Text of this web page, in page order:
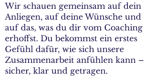
Wir schauen gemeinsam auf dein
Anliegen, auf deine Wünsche und
auf das, was du dir vom Coaching
erhoffst. Du bekommst ein erstes
Gefühl dafür, wie sich unsere
Zusammenarbeit anfühlen kann –
sicher, klar und getragen.